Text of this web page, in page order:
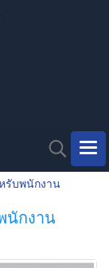
รับพนักงาน
นักงาน